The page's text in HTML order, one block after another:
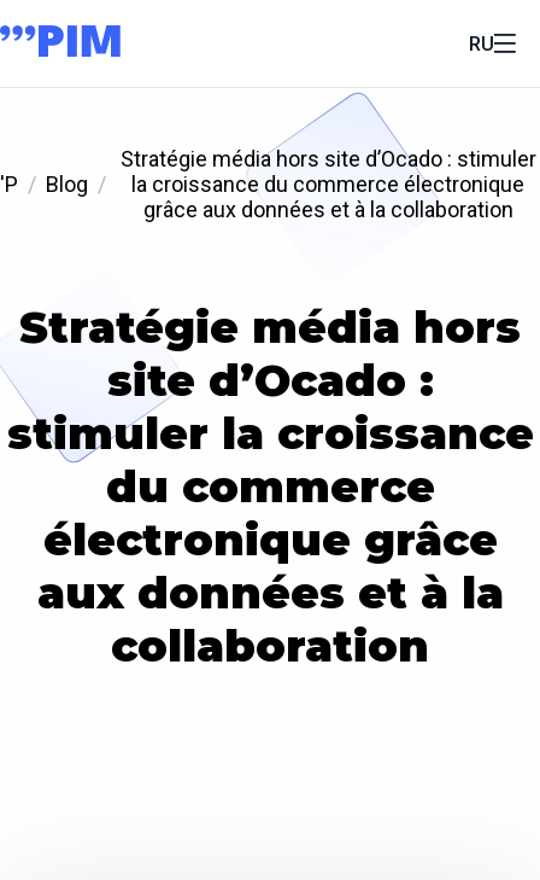
RU
'P Blog
Stratégie média hors site d’Ocado : stimuler
la croissance du commerce électronique
grâce aux données et à la collaboration
Stratégie média hors
site d’Ocado :
stimuler la croissance
du commerce
électronique grâce
aux données et à la
collaboration